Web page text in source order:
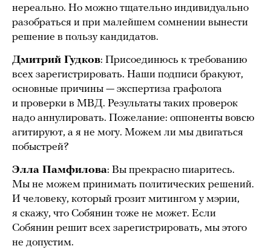
нереально. Но можно тщательно индивидуально
разобраться и при малейшем сомнении вынести
решение в пользу кандидатов.
Дмитрий Гудков: Присоединюсь к требованию
всех зарегистрировать. Наши подписи бракуют,
основные причины — экспертиза графолога
и проверки в МВД. Результаты таких проверок
надо аннулировать. Пожелание: оппоненты вовсю
агитируют, а я не могу. Можем ли мы двигаться
побыстрей?
Элла Памфилова: Вы прекрасно пиаритесь.
Мы не можем принимать политических решений.
И человеку, который грозит митингом у мэрии,
я скажу, что Собянин тоже не может. Если
Собянин решит всех зарегистрировать, мы этого
не допустим.